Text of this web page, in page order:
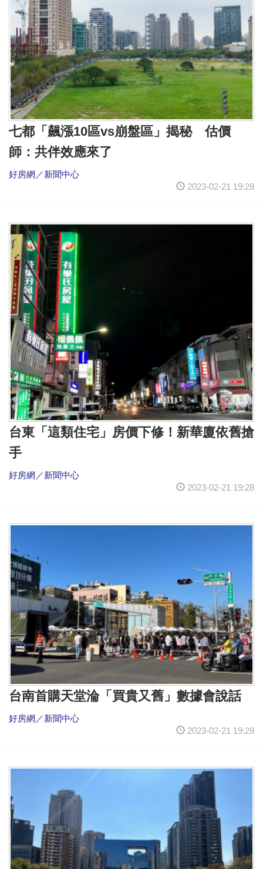
七都「飆漲10區vs崩盤區」揭秘 估價
師：共伴效應來了
好房網／新聞中心
2023-02-21 19:28
台東「這類住宅」房價下修！新華廈依舊搶
手
好房網／新聞中心
2023-02-21 19:28
台南首購天堂淪「買貴又舊」數據會說話
好房網／新聞中心
2023-02-21 19:28